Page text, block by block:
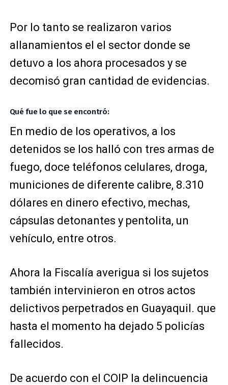
Por lo tanto se realizaron varios
allanamientos el el sector donde se
detuvo a los ahora procesados y se
decomisó gran cantidad de evidencias.
Qué fue lo que se encontró:
En medio de los operativos, a los
detenidos se los halló con tres armas de
fuego, doce teléfonos celulares, droga,
municiones de diferente calibre, 8.310
dólares en dinero efectivo, mechas,
cápsulas detonantes y pentolita, un
vehículo, entre otros.
Ahora la Fiscalía averigua si los sujetos
también intervinieron en otros actos
delictivos perpetrados en Guayaquil. que
hasta el momento ha dejado 5 policías
fallecidos.
De acuerdo con el COIP la delincuencia